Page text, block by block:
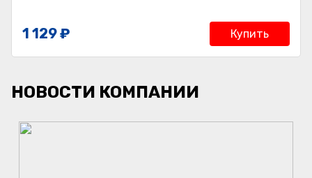
1 129 ₽ Купить
НОВОСТИ КОМПАНИИ